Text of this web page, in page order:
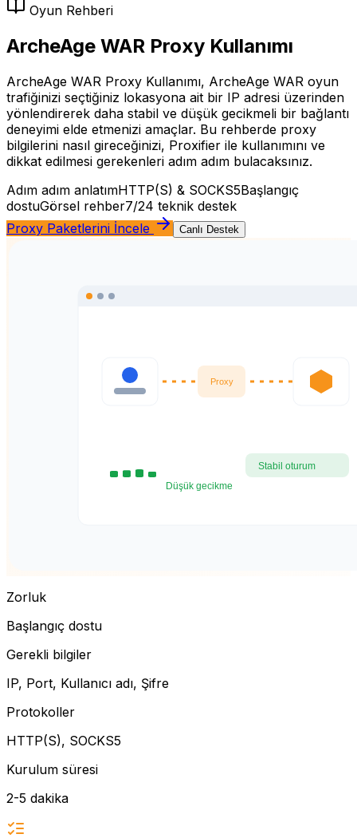
Oyun Rehberi
ArcheAge WAR Proxy Kullanımı
ArcheAge WAR Proxy Kullanımı, ArcheAge WAR oyun
trafiğinizi seçtiğiniz lokasyona ait bir IP adresi üzerinden
yönlendirerek daha stabil ve düşük gecikmeli bir bağlantı
deneyimi elde etmenizi amaçlar. Bu rehberde proxy
bilgilerini nasıl gireceğinizi, Proxifier ile kullanımını ve
dikkat edilmesi gerekenleri adım adım bulacaksınız.
Adım adım anlatımHTTP(S) & SOCKS5Başlangıç
dostuGörsel rehber7/24 teknik destek
Proxy Paketlerini İncele
Canlı Destek
Zorluk
Başlangıç dostu
Gerekli bilgiler
IP, Port, Kullanıcı adı, Şifre
Protokoller
HTTP(S), SOCKS5
Kurulum süresi
2-5 dakika